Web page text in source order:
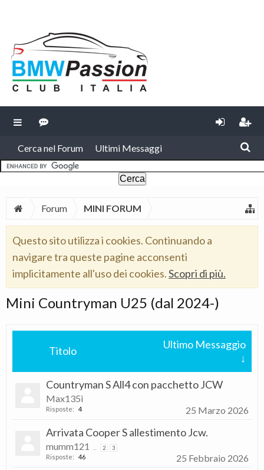
Cerca nel Forum Ultimi Messaggi
Forum MINI FORUM
Questo sito utilizza i cookies. Continuando a
navigare tra queste pagine acconsenti
implicitamente all'uso dei cookies.Scopri di più.
Mini Countryman U25 (dal 2024-)
Titolo
Ultimo Messaggio
↓
Countryman S All4 con pacchetto JCW
Max135i
Risposte: 4 25 Marzo 2026
Arrivata Cooper S allestimento Jcw.
mumm121 2 3
Risposte: 46 25 Febbraio 2026